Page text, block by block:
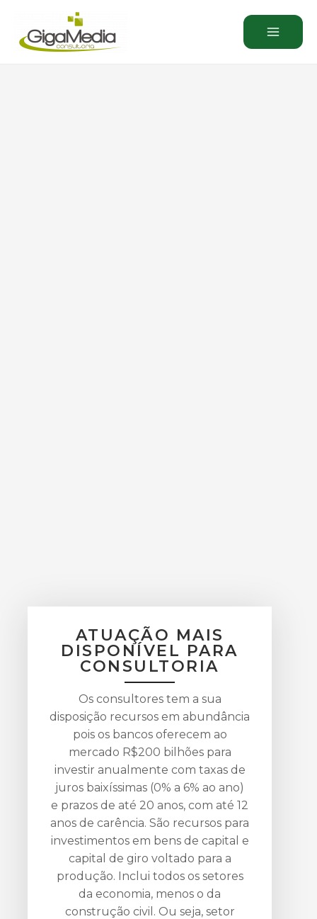
ATUAÇÃO MAIS
DISPONÍVEL PARA
CONSULTORIA
Os consultores tem a sua
disposição recursos em abundância
pois os bancos oferecem ao
mercado R$200 bilhões para
investir anualmente com taxas de
juros baixíssimas (0% a 6% ao ano)
e prazos de até 20 anos, com até 12
anos de carência. São recursos para
investimentos em bens de capital e
capital de giro voltado para a
produção. Inclui todos os setores
da economia, menos o da
construção civil. Ou seja, setor